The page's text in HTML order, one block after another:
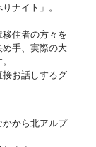
ナイト」。
住者の方々を
手、実際の大
お話しするグ
から北アルプ